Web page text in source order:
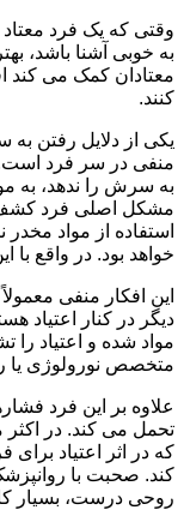
وقتی که یک فرد معتاد
به خوبی آشنا باشد،
معتادان کمک می کند
کنند.
یکی از دلایل رفتن
منفی در سر فرد است.
به سرش را ندهد، به
مشکل اصلی فرد کشف
استفاده از مواد مخدر
خواهد بود. در واقع
این افکار منفی
دیگر در کنار اعتیاد
مواد شده و اعتیاد را
متخصص نورولوژی یا
علاوه بر این فرد
تحمل می کند. در
که در اثر اعتیاد
کند. صحبت با
روحی درست، بسیار